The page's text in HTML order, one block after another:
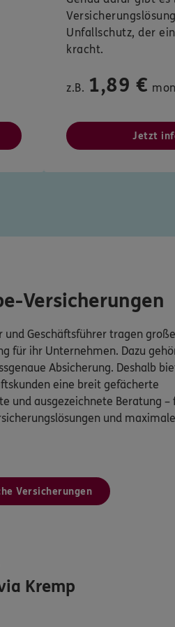
Unfallschutz, der
kracht.
z.B. 1,89 €
Jetzt
Versicherungen
und Geschäftsführer tragen große
für ihr Unternehmen. Dazu
Absicherung. Deshalb
eine breit gefächerte
und ausgezeichnete Beratung –
und
Versicherungen
Kremp